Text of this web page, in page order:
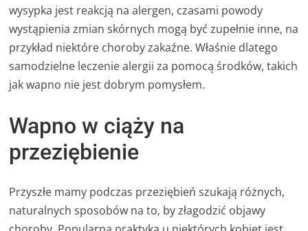
wysypka jest reakcją na alergen, czasami powody
wystąpienia zmian skórnych mogą być zupełnie inne, na
przykład niektóre choroby zakaźne. Właśnie dlatego
samodzielne leczenie alergii za pomocą środków, takich
jak wapno nie jest dobrym pomysłem.
Wapno w ciąży na
przeziębienie
Przyszłe mamy podczas przeziębień szukają różnych,
naturalnych sposobów na to, by złagodzić objawy